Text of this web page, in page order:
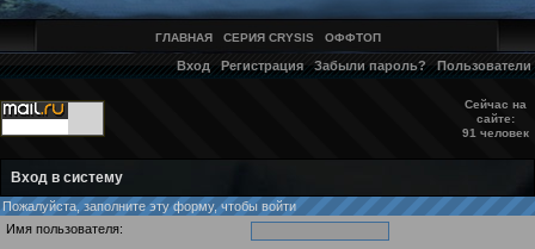
ГЛАВНАЯ СЕРИЯ CRYSIS ОФФТОП
Вход Регистрация Забыли пароль? Пользователи
Сейчас на
сайте:
91 человек
Вход в систему
Пожалуйста, заполните эту форму, чтобы войти
Имя пользователя: